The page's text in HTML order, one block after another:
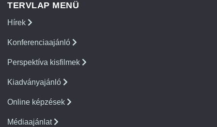
TERVLAP MENÜ
Hírek
Konferenciaajánló
Perspektíva kisfilmek
Kiadványajánló
Online képzések
Médiaajánlat